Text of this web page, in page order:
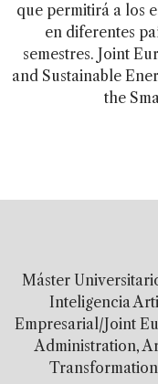
que permitirá a los
en diferentes
semestres. Joint
and Sustainable
the
Máster
Inteligencia
Empresarial/Joint
Administration,